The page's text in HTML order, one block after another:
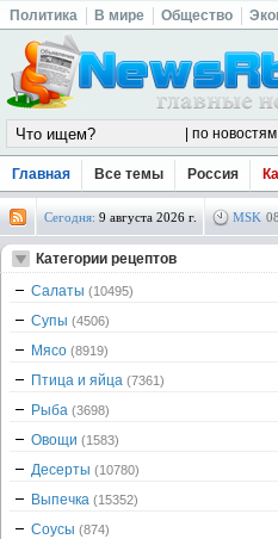
Политика В мире Общество
Главная Все темы Россия
Сегодня: 9 августа 2026 г. MSK 08
Категории рецептов
Салаты (10495)
Супы (4506)
Мясо (8919)
Птица и яйца (7361)
Рыба (3698)
Овощи (1583)
Десерты (10780)
Выпечка (15352)
Соусы (874)